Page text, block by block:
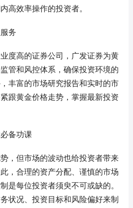
高效率操作的投资者。
务
度高的证券公司，广发证券为黄
管和风控体系，确保投资环境的
丰富的市场研究报告和实时的市
跟黄金价格走势，掌握最新投资
备功课
，但市场的波动也给投资者带来
，合理的资产分配、谨慎的市场
是每位投资者须臾不可或缺的。
状况、投资目标和风险偏好来制